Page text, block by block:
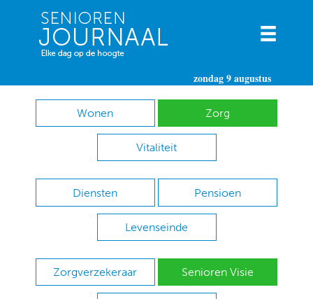
zondag 9 augustus
Wonen Zorg
Vitaliteit
Diensten Pensioen
Levenseinde
Zorgverzekeraar Senioren Visie